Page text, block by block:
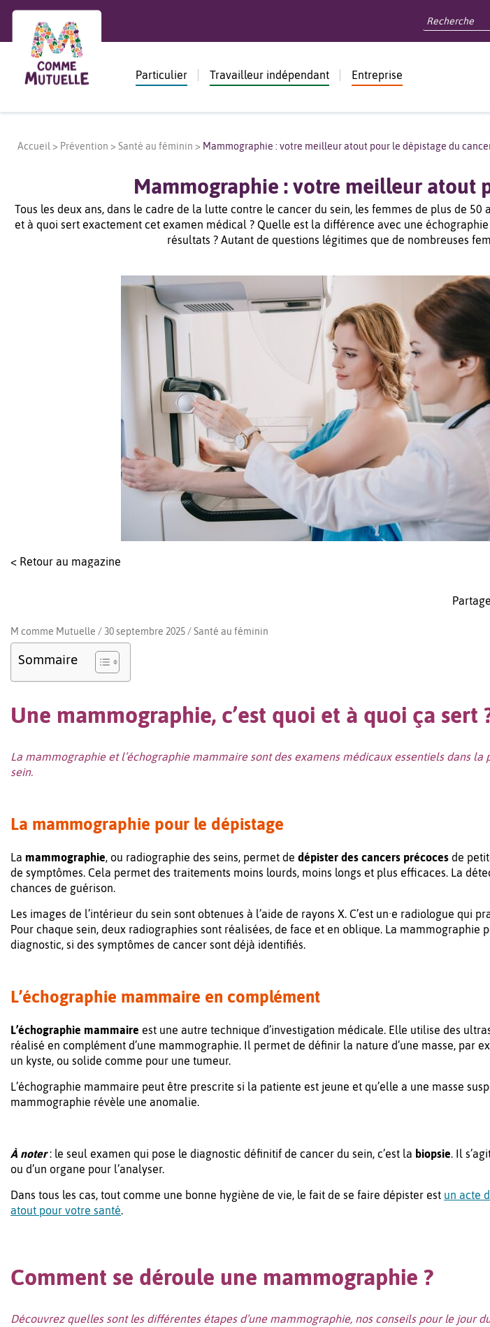
Particulier Travailleur indépendant Entreprise
Accueil > Prévention > Santé au féminin > Mammographie : votre meilleur atout pour le dépistage du
Mammographie : votre meilleur atout
Tous les deux ans, dans le cadre de la lutte contre le cancer du sein, les femmes de plus de
et à quoi sert exactement cet examen médical ? Quelle est la différence avec une
résultats ? Autant de questions légitimes que de nombreuses
< Retour au magazine
M comme Mutuelle / 30 septembre 2025 /Santé au féminin
Sommaire
Une mammographie, c’est quoi et à quoi ça sert
La mammographie et l’échographie mammaire sont des examens médicaux essentiels dans la
sein.
La mammographie pour le dépistage
La mammographie, ou radiographie des seins, permet de dépister des cancers précoces de
de symptômes. Cela permet des traitements moins lourds, moins longs et plus efficaces. La
chances de guérison.
Les images de l’intérieur du sein sont obtenues à l’aide de rayons X. C’est un·e radiologue qui
Pour chaque sein, deux radiographies sont réalisées, de face et en oblique. La mammographie
diagnostic, si des symptômes de cancer sont déjà identifiés.
L’échographie mammaire en complément
L’échographie mammaire est une autre technique d’investigation médicale. Elle utilise des
réalisé en complément d’une mammographie. Il permet de définir la nature d’une masse, par
un kyste, ou solide comme pour une tumeur.
L’échographie mammaire peut être prescrite si la patiente est jeune et qu’elle a une masse
mammographie révèle une anomalie.
À noter: le seul examen qui pose le diagnostic définitif de cancer du sein, c’est la biopsie. Il
ou d’un organe pour l’analyser.
Dans tous les cas, tout comme une bonne hygiène de vie, le fait de se faire dépister est un acte
atout pour votre santé.
Comment se déroule une mammographie ?
Découvrez quelles sont les différentes étapes d’une mammographie, nos conseils pour le jour